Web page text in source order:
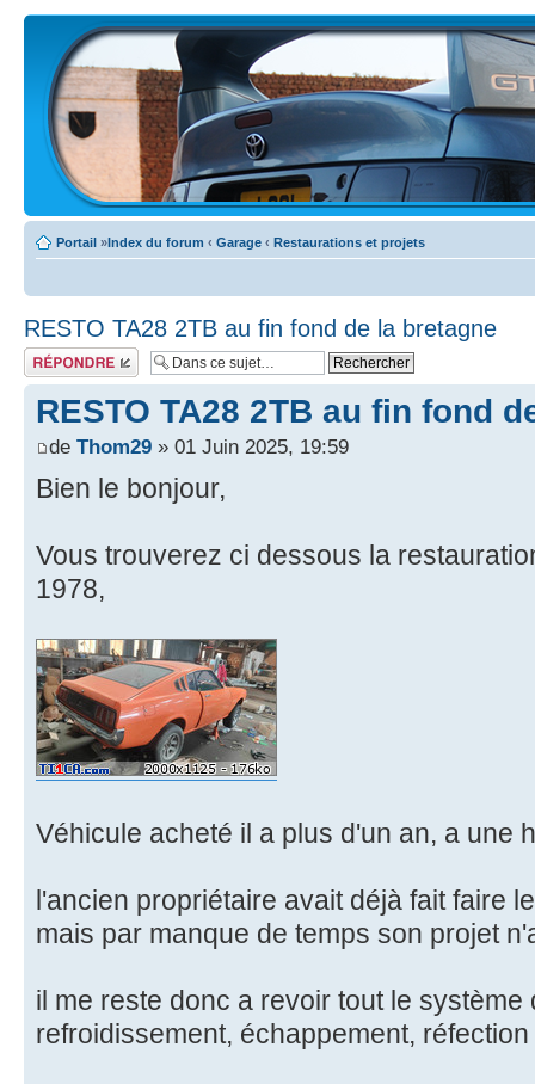
Portail »Index du forum ‹ Garage ‹ Restaurations et projets
RESTO TA28 2TB au fin fond de la bretagne
Écrire un
commentaire
RESTO TA28 2TB au fin fond
de Thom29 » 01 Juin 2025, 19:59
Bien le bonjour,
Vous trouverez ci dessous la
1978,
Véhicule acheté il a plus d'un an, a une
l'ancien propriétaire avait déjà fait faire
mais par manque de temps son projet
il me reste donc a revoir tout le système
refroidissement, échappement, réfection